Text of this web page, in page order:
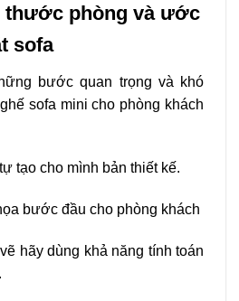
thước phòng và ước
sofa
bước quan trọng và khó
sofa mini cho phòng khách
tạo cho mình bản thiết kế.
bước đầu cho phòng khách
hãy dùng khả năng tính toán